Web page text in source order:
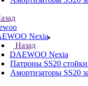
Nexia
Назад
DAEWOO Nexia
Патроны SS20
Амортизаторы SS20